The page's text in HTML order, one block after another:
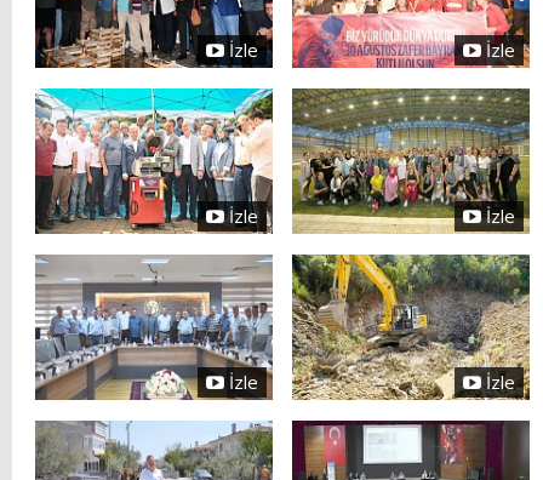
İzle İzle
İzle İzle
İzle İzle